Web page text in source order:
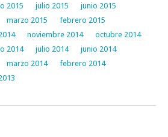
2015 julio 2015
junio 2015
marzo 2015
febrero 2015
noviembre 2014
octubre 2014
2014 julio 2014
junio 2014
marzo 2014
febrero 2014